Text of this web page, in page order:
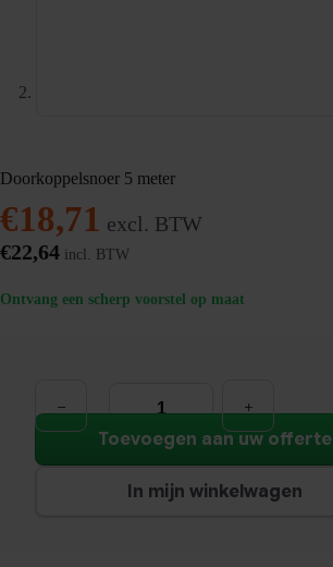
Doorkoppelsnoer 5 meter
€18,71 excl. BTW
€22,64 incl. BTW
Ontvang een scherp voorstel op maat
meter
aantal
Toevoegen aan uw offerte
In mijn winkelwagen